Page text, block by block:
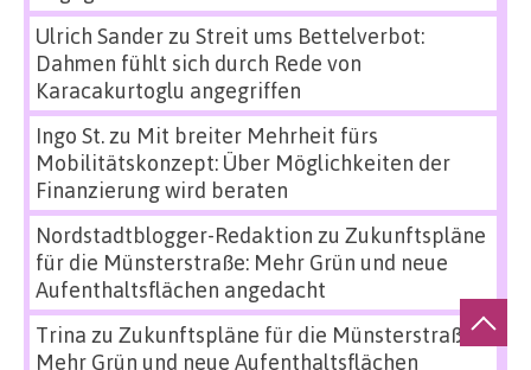
Ulrich Sanderzu Streit ums Bettelverbot:
Dahmen fühlt sich durch Rede von
Karacakurtoglu angegriffen
Ingo St.zu Mit breiter Mehrheit fürs
Mobilitätskonzept: Über Möglichkeiten der
Finanzierung wird beraten
Nordstadtblogger-Redaktion zu Zukunftspläne
für die Münsterstraße: Mehr Grün und neue
Aufenthaltsflächen angedacht
Trina zu Zukunftspläne für die Münsterstraße:
Mehr Grün und neue Aufenthaltsflächen